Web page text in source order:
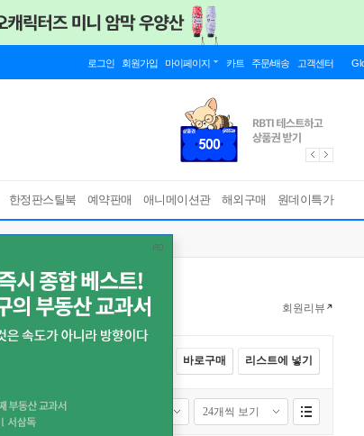
로그인 회원가입 마이페이지 카트 주문/배송 고객센터
한정판스틸북 예약판매 애니메이션관 해외구매 원데이특가
회원리뷰
바로구매 리스트에 넣기